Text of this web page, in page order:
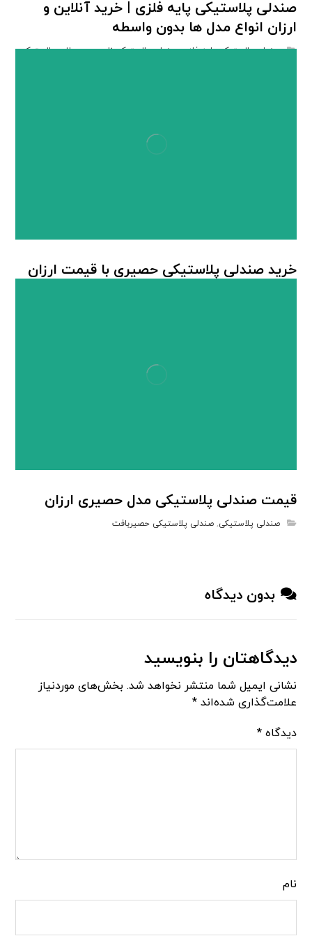
صندلی پلاستیکی پایه فلزی | خرید آنلاین و
ارزان انواع مدل ها بدون واسطه
صندلی پلاستیکی پایه فلزی,صندلی پلاستیکی ناصر,محصولات پلاستیکی
خرید صندلی پلاستیکی حصیری با قیمت ارزان
قیمت صندلی پلاستیکی مدل حصیری ارزان
صندلی پلاستیکی,صندلی پلاستیکی حصیربافت
بدون دیدگاه
دیدگاهتان را بنویسید
نشانی ایمیل شما منتشر نخواهد شد. بخش‌های موردنیاز
علامت‌گذاری شده‌اند*
دیدگاه*
نام